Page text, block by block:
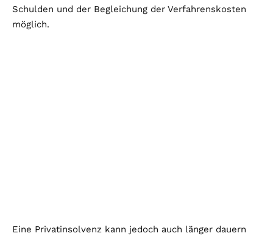
Schulden und der Begleichung der Verfahrenskosten
möglich.
Eine Privatinsolvenz kann jedoch auch länger dauern